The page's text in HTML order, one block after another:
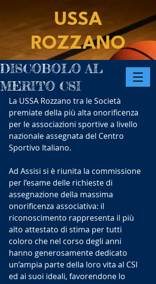
USSA
ROZZANO
DISCOBOLO AL
MERITO CSI
La USSA Rozzano tra le Società
premiate della più alta onorificenza
per le associazioni sportive a livello
nazionale assegnata del Centro
Sportivo Italiano.
Ad Assisi si è riunita la commissione
per l’esame delle richieste di
assegnazione della massima
onorificenza associativa: il
riconoscimento rappresenta il più
alto attestato di stima per tutti
coloro che nel corso degli anni
hanno generosamente dedicato
un’ampia parte della loro vita al CSI
ed ai suoi ideali, favorendone lo